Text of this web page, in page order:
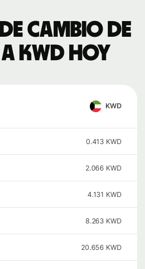
cambio de
a KWD hoy
KWD
0.413 KWD
2.066 KWD
4.131 KWD
8.263 KWD
20.656 KWD